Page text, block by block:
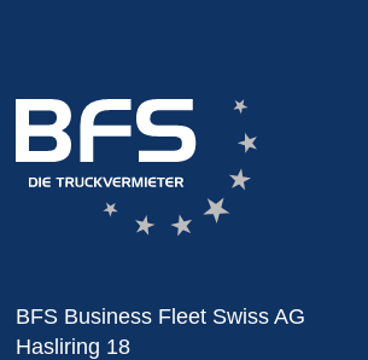
BFS Business Fleet Swiss AG
Hasliring 18